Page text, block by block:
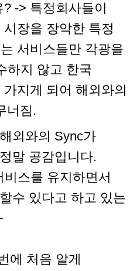
-> 특정회사들이
장을 장악한 특정
서비스들만 각광을
하지 않고 한국
지게 되어 해외와의
너짐.
외와의 Sync가
말 공감입니다.
스를 유지하면서
수 있다고 하고 있는
에 처음 알게